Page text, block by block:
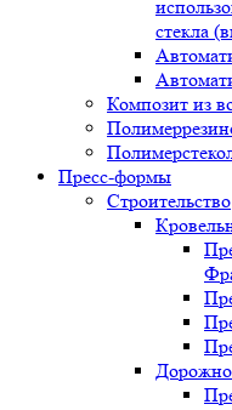
стекла
Композит из
Пресс-формы
Строительство